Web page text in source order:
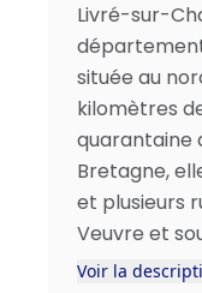
Livré-sur-
située au
kilomètres
quarantaine
Bretagne,
et plusieurs
Veuvre et
Voir la